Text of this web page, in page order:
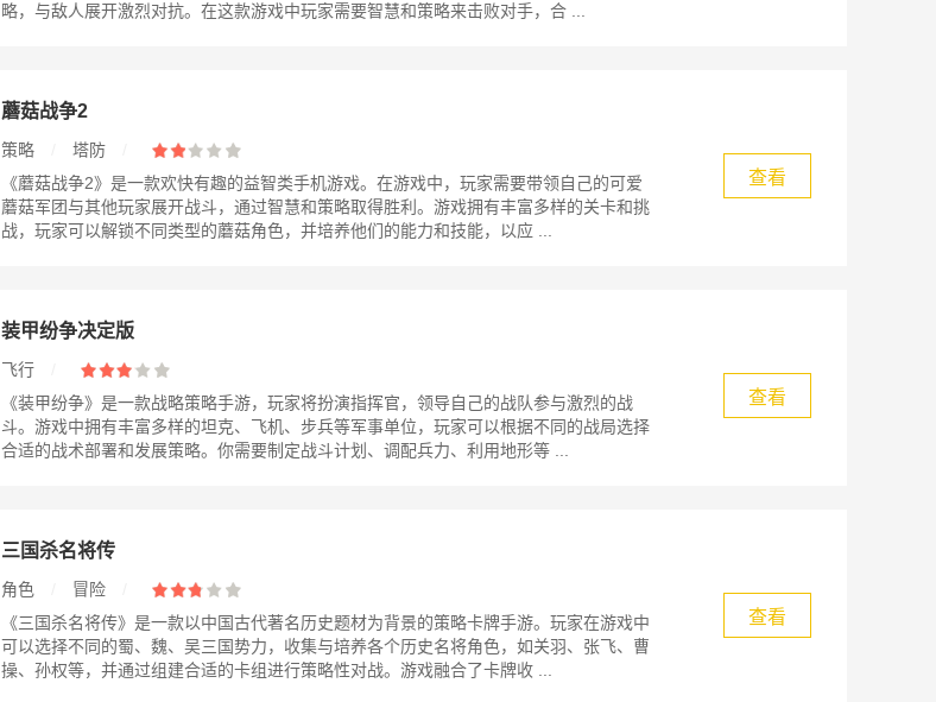
略，与敌人展开激烈对抗。在这款游戏中玩家需要智慧和策略来击败对手，合 ...
蘑菇战争2
策略 塔防
《蘑菇战争2》是一款欢快有趣的益智类手机游戏。在游戏中，玩家需要带领自己的可爱
蘑菇军团与其他玩家展开战斗，通过智慧和策略取得胜利。游戏拥有丰富多样的关卡和挑
战，玩家可以解锁不同类型的蘑菇角色，并培养他们的能力和技能，以应 ...
查看
装甲纷争决定版
飞行
《装甲纷争》是一款战略策略手游，玩家将扮演指挥官，领导自己的战队参与激烈的战
斗。游戏中拥有丰富多样的坦克、飞机、步兵等军事单位，玩家可以根据不同的战局选择
合适的战术部署和发展策略。你需要制定战斗计划、调配兵力、利用地形等 ...
查看
三国杀名将传
角色 冒险
《三国杀名将传》是一款以中国古代著名历史题材为背景的策略卡牌手游。玩家在游戏中
可以选择不同的蜀、魏、吴三国势力，收集与培养各个历史名将角色，如关羽、张飞、曹
操、孙权等，并通过组建合适的卡组进行策略性对战。游戏融合了卡牌收 ...
查看